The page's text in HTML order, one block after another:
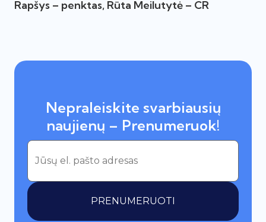
Rapšys – penktas, Rūta Meilutytė – CR
Nepraleiskite svarbiausių
naujienų – Prenumeruok!
PRENUMERUOTI